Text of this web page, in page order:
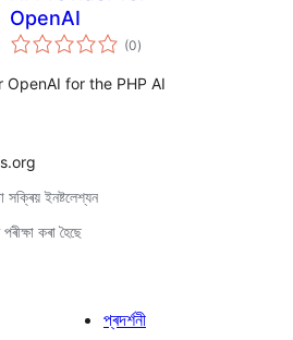
OpenAI
(0টা
মুঠ)
OpenAI for the PHP AI
ইনষ্টলেশ্যন
কৰা হৈছে
প্ৰদৰ্শনী